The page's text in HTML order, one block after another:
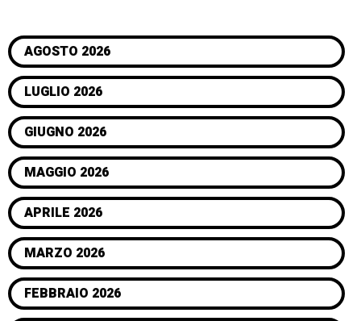
AGOSTO 2026
LUGLIO 2026
GIUGNO 2026
MAGGIO 2026
APRILE 2026
MARZO 2026
FEBBRAIO 2026